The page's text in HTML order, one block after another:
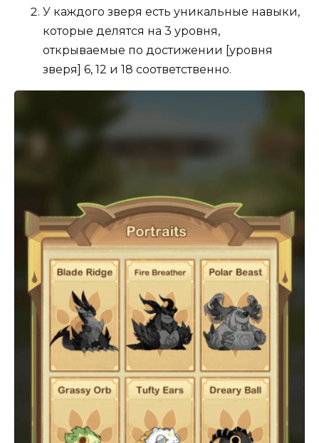
У каждого зверя есть уникальные навыки,
которые делятся на 3 уровня,
открываемые по достижении [уровня
зверя] 6, 12 и 18 соответственно.